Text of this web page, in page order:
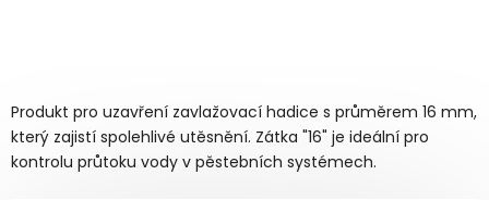
Produkt pro uzavření zavlažovací hadice s průměrem 16 mm,
který zajistí spolehlivé utěsnění. Zátka "16" je ideální pro
kontrolu průtoku vody v pěstebních systémech.